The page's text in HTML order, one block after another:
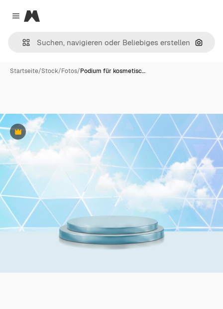
Close menu
Magnific
Nach
Startseite/Stock/Fotos/Podium für kosmetisc…
Premium